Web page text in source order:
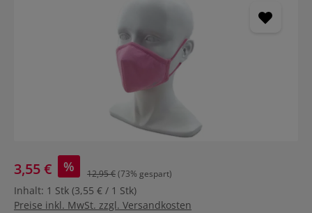
3,55 € % 12,95 €(73% gespart)
Inhalt: 1 Stk (3,55 € / 1 Stk)
Preise inkl. MwSt. zzgl. Versandkosten